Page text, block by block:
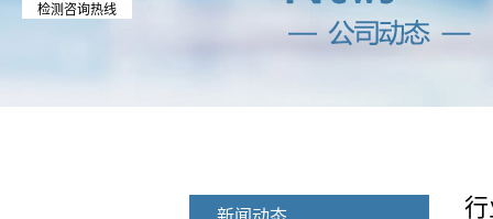
检测咨询热线